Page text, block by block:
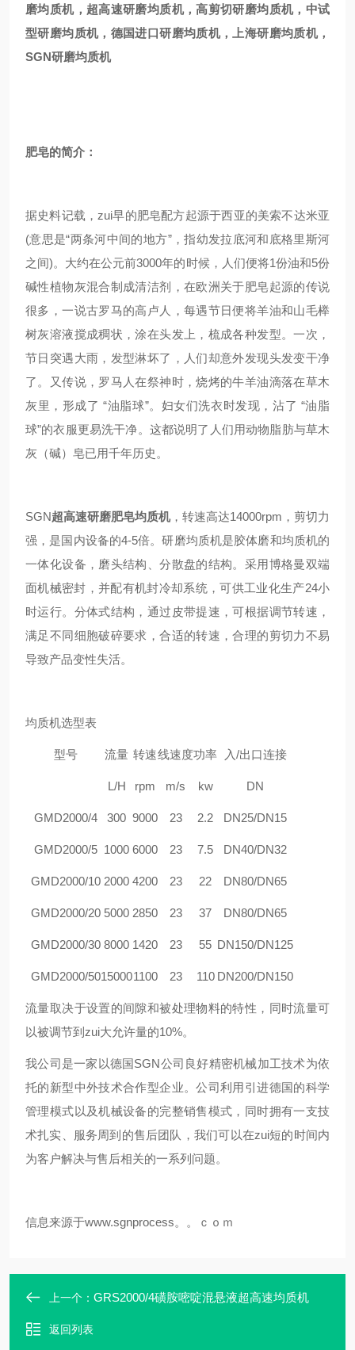
磨均质机，超高速研磨均质机，高剪切研磨均质机，中试
型研磨均质机，德国进口研磨均质机，上海研磨均质机，
SGN研磨均质机
肥皂的简介：
据史料记载，zui早的肥皂配方起源于西亚的美索不达米亚
(意思是“两条河中间的地方”，指幼发拉底河和底格里斯河
之间)。大约在公元前3000年的时候，人们便将1份油和5份
碱性植物灰混合制成清洁剂，在欧洲关于肥皂起源的传说
很多，一说古罗马的高卢人，每遇节日便将羊油和山毛榉
树灰溶液搅成稠状，涂在头发上，梳成各种发型。一次，
节日突遇大雨，发型淋坏了，人们却意外发现头发变干净
了。又传说，罗马人在祭神时，烧烤的牛羊油滴落在草木
灰里，形成了 “油脂球”。妇女们洗衣时发现，沾了 “油脂
球”的衣服更易洗干净。这都说明了人们用动物脂肪与草木
灰（碱）皂已用千年历史。
SGN超高速研磨肥皂均质机，转速高达14000rpm，剪切力
强，是国内设备的4-5倍。研磨均质机是胶体磨和均质机的
一体化设备，磨头结构、分散盘的结构。 采用博格曼双端
面机械密封，并配有机封冷却系统，可供工业化生产24小
时运行。分体式结构，通过皮带提速，可根据调节转速，
满足不同细胞破碎要求，合适的转速，合理的剪切力不易
导致产品变性失活。
均质机选型表
型号 流量
L/H
转速
rpm
线速度
m/s
功率
kw
入/出口连接
DN
GMD2000/4 300 9000 23 2.2 DN25/DN15
GMD2000/5 1000 6000 23 7.5 DN40/DN32
GMD2000/10 2000 4200 23 22 DN80/DN65
GMD2000/20 5000 2850 23 37 DN80/DN65
GMD2000/30 8000 1420 23 55 DN150/DN125
GMD2000/50150001100 23 110 DN200/DN150
流量取决于设置的间隙和被处理物料的特性，同时流量可
以被调节到zui大允许量的10%。
我公司是一家以德国SGN公司良好精密机械加工技术为依
托的新型中外技术合作型企业。公司利用引进德国的科学
管理模式以及机械设备的完整销售模式，同时拥有一支技
术扎实、服务周到的售后团队，我们可以在zui短的时间内
为客户解决与售后相关的一系列问题。
信息来源于www.sgnprocess。。ｃｏｍ
上一个： GRS2000/4磺胺嘧啶混悬液超高速均质机
返回列表